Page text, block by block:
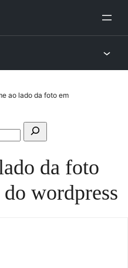
ao lado da foto em
Pesquisar
da foto
wordpress